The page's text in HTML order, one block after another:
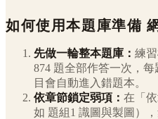
如何使用本題庫準備
先做一輪整本題庫： 練
874 題全部作答一次，
目會自動進入錯題本。
依章節鎖定弱項： 在「
如 題組1 識圖與製圖 ）